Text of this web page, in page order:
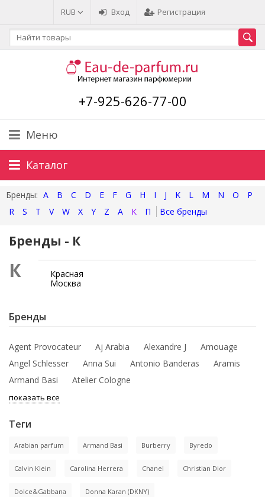
RUB Вход Регистрация
+7-925-626-77-00
Меню
Каталог
A B C D E F G H I J K L M N O
P
R
S T V W X Y Z А К П
Бренды - К
К
Красная
Москва
Бренды
Agent Provocateur Aj Arabia Alexandre J
Amouage
Angel Schlesser
Anna Sui Antonio Banderas
Aramis
Armand Basi
Atelier Cologne
показать все
Теги
Arabian parfum Armand Basi Burberry Byredo
Calvin Klein Carolina Herrera Chanel Christian Dior
Dolce&Gabbana Donna Karan (DKNY)